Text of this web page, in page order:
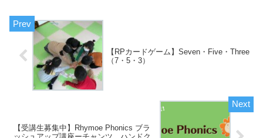
【RPカードゲーム】Seven・Five・Three
（7・5・3）
【受講生募集中】Rhymoe Phonics ブラ